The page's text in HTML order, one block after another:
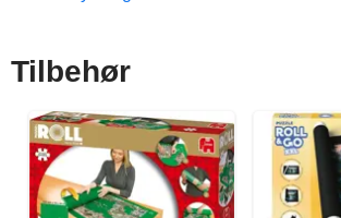
Tilbehør